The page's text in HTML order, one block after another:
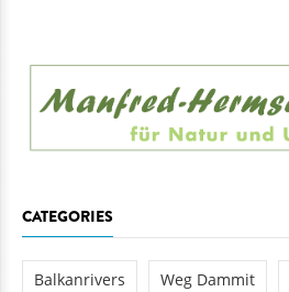
CATEGORIES
Balkanrivers Weg Dammit